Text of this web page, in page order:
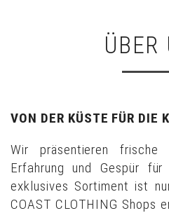
ÜBER
VON DER KÜSTE FÜR DIE
Wir präsentieren
Erfahrung und Gespür
exklusives Sortiment ist
COAST CLOTHING Shops